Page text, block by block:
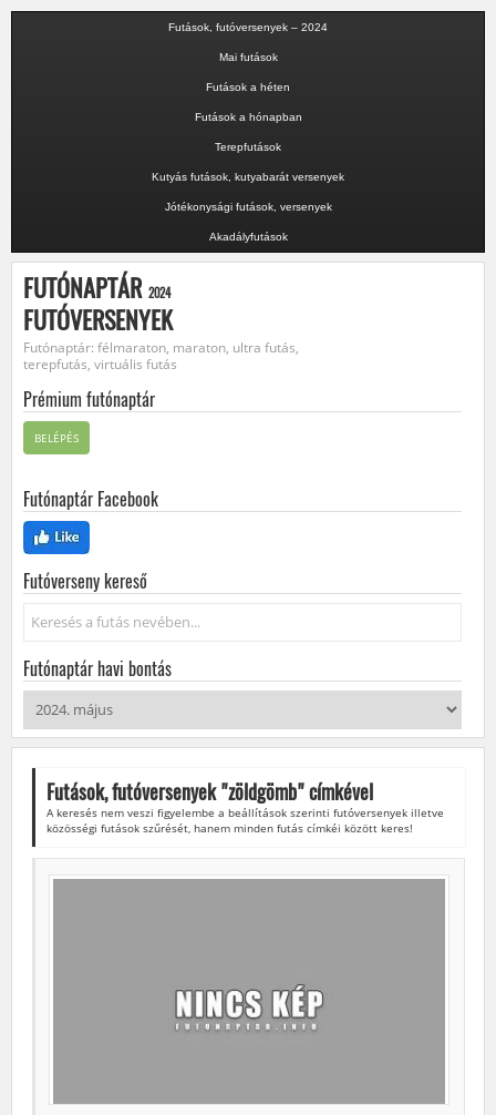
Futások, futóversenyek – 2024
Mai futások
Futások a héten
Futások a hónapban
Terepfutások
Kutyás futások, kutyabarát versenyek
Jótékonysági futások, versenyek
Akadályfutások
FUTÓNAPTÁR 2024
FUTÓVERSENYEK
Futónaptár: félmaraton, maraton, ultra futás,
terepfutás, virtuális futás
Prémium futónaptár
BELÉPÉS
Futónaptár Facebook
Futóverseny kereső
Keresés...
Futónaptár havi bontás
Futások, futóversenyek "zöldgömb" címkével
A keresés nem veszi figyelembe a beállítások szerinti futóversenyek illetve
közösségi futások szűrését, hanem minden futás címkéi között keres!